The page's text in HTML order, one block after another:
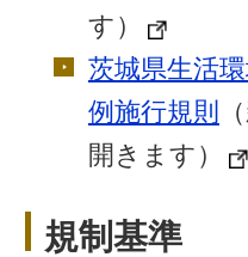
す）
茨城県生活
例施行規則
開きます）
規制基準